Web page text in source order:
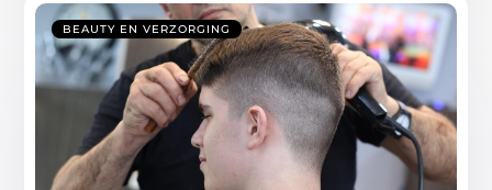
BEAUTY EN VERZORGING